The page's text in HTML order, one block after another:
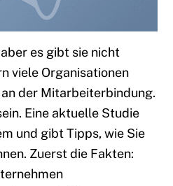
es gibt sie nicht
viele Organisationen
der Mitarbeiterbindung.
Eine aktuelle Studie
und gibt Tipps, wie Sie
Zuerst die Fakten: